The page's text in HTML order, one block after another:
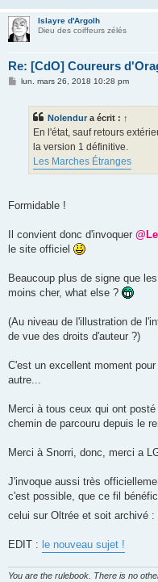
Islayre d'Argolh
Dieu des coiffeurs zélés
Re: [CdO] Coureurs
Mlun. mars 26, 2018 10:28 pm
Nolendur a écrit : ↑
En l'état, sauf retours
la version 1 définitive.
Les Marches Étranges
Formidable !
Il convient donc d'invoquer
le site officiel
Beaucoup plus de signe que
moins cher, what else ?
(Au niveau de l'illustration de
de vue des droits d'auteur ?)
C'est un excellent moment
autre...
Merci à tous ceux qui ont
chemin de parcouru depuis le
Merci à Snorri, donc, merci a
J'invoque aussi très
c'est possible, que ce fil
celui sur Oltrée et soit archivé
EDIT : le nouveau sujet !
You are the rulebook. There is no